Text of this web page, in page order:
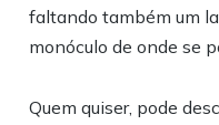
faltando também um
monóculo de onde se
Quem quiser, pode